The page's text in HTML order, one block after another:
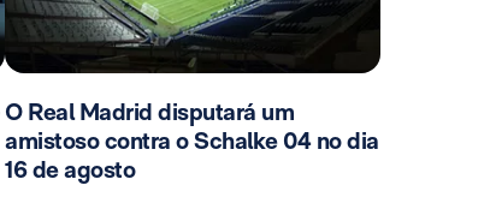
O Real Madrid disputará um
amistoso contra o Schalke 04 no dia
16 de agosto